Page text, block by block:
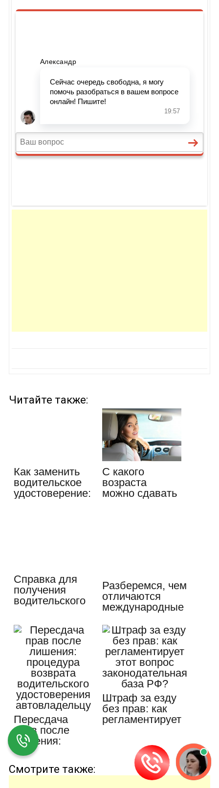
Читайте также:
Как заменить
водительское
удостоверение:
С какого
возраста
можно сдавать
Справка для
получения
водительского
…
Разберемся, чем
отличаются
международные
Пересдача
прав после
лишения:
процедура
возврата…
Штраф за езду
без прав: как
регламентирует
Смотрите также: